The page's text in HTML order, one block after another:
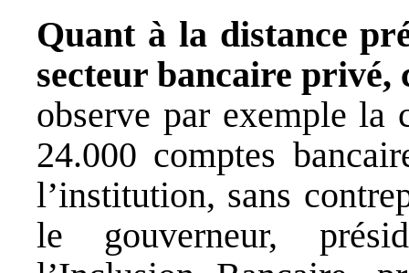
Quant à la distance
secteur bancaire privé,
observe par exemple la
24.000 comptes
l’institution, sans
le gouverneur,